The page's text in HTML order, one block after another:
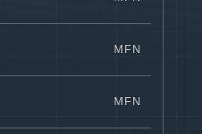
MFN
MFN